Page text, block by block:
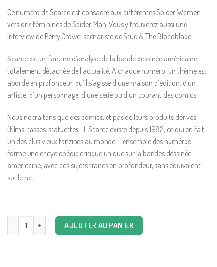
Ce numéro de Scarce est consacré aux différentes Spider-Women,
versions féminines de Spider-Man. Vous y trouverez aussi une
interview de Perry Crowe, scénariste de Stud & The Bloodblade.
Scarce est un fanzine d’analyse de la bande dessinée américaine,
totalement détachée de l’actualité. A chaque numéro, un théme est
abordé en profondeur, qu’il s’agisse d’une maison d’édition, d’un
artiste, d’un personnage, d’une série ou d’un courant des comics.
Nous ne traitons que des comics, et pas de leurs produits dérivés
(films, tasses, statuettes…). Scarce existe depuis 1982, ce qui en fait
un des plus vieux fanzines au monde. L’ensemble des numéros
forme une encyclopédie critique unique sur la bandes dessinée
américaine, avec des sujets traités en profondeur, sans équivalent
sur le net.
quantité de Scarce N°93 : Spider-women, Perry Crowe
AJOUTER AU PANIER